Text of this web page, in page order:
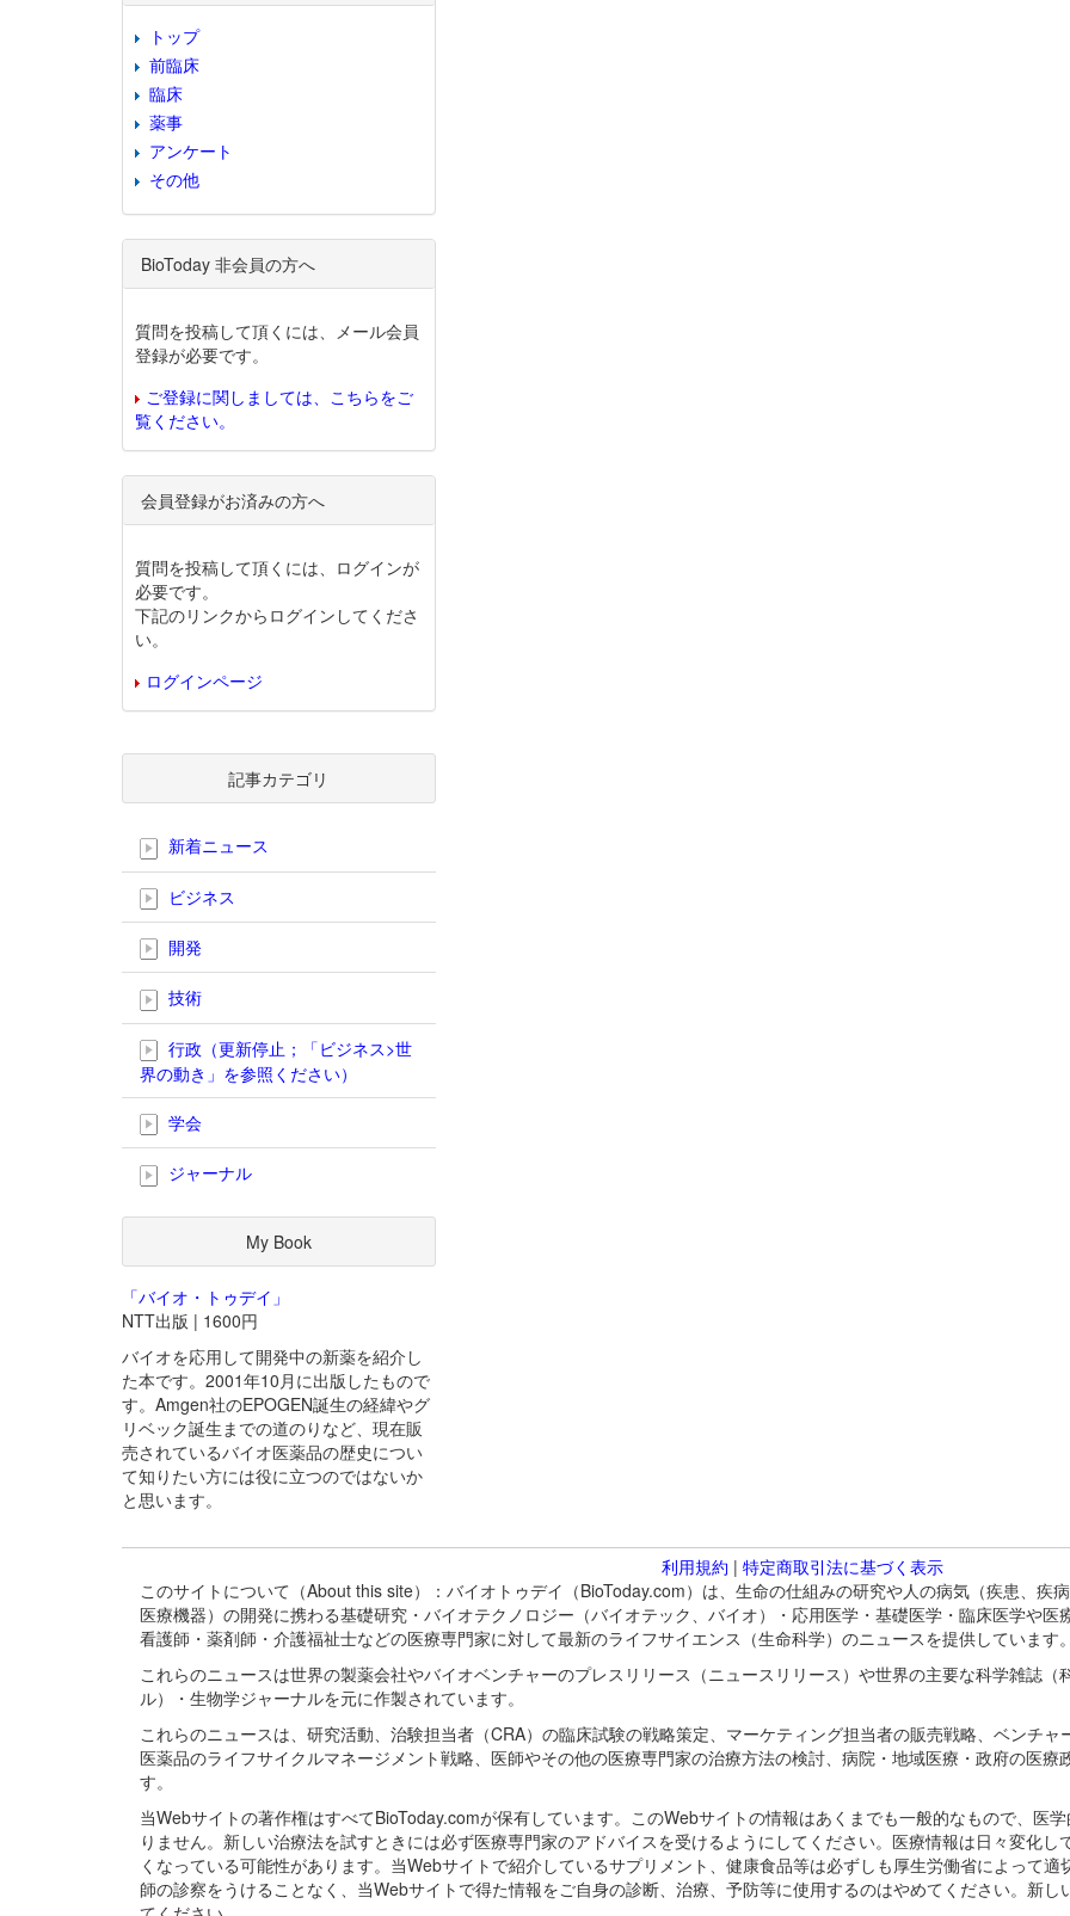
トップ
前臨床
臨床
薬事
アンケート
その他
BioToday 非会員の方へ
質問を投稿して頂くには、メール会員
登録が必要です。
ご登録に関しましては、こちらをご
覧ください。
会員登録がお済みの方へ
質問を投稿して頂くには、ログインが
必要です。
下記のリンクからログインしてくださ
い。
ログインページ
記事カテゴリ
新着ニュース
ビジネス
開発
技術
行政（更新停止；「ビジネス>世
界の動き」を参照ください）
学会
ジャーナル
My Book
「バイオ・トゥデイ」
NTT出版 | 1600円
バイオを応用して開発中の新薬を紹介し
た本です。2001年10月に出版したもので
す。Amgen社のEPOGEN誕生の経緯やグ
リベック誕生までの道のりなど、現在販
売されているバイオ医薬品の歴史につい
て知りたい方には役に立つのではないか
と思います。
利用規約 | 特定商取引法に基づく表示
このサイトについて（About this site）：バイオトゥデイ（BioToday.com）は、生命の仕組みの研究や人の病気（疾患、疾
医療機器）の開発に携わる基礎研究・バイオテクノロジー（バイオテック、バイオ）・応用医学・基礎医学・臨床医学や
看護師・薬剤師・介護福祉士などの医療専門家に対して最新のライフサイエンス（生命科学）のニュースを提供しています
これらのニュースは世界の製薬会社やバイオベンチャーのプレスリリース（ニュースリリース）や世界の主要な科学雑誌
ル）・生物学ジャーナルを元に作製されています。
これらのニュースは、研究活動、治験担当者（CRA）の臨床試験の戦略策定、マーケティング担当者の販売戦略、ベンチ
医薬品のライフサイクルマネージメント戦略、医師やその他の医療専門家の治療方法の検討、病院・地域医療・政府の医
す。
当Webサイトの著作権はすべてBioToday.comが保有しています。このWebサイトの情報はあくまでも一般的なもので、医
りません。新しい治療法を試すときには必ず医療専門家のアドバイスを受けるようにしてください。医療情報は日々変化
くなっている可能性があります。当Webサイトで紹介しているサプリメント、健康食品等は必ずしも厚生労働省によって
師の診察をうけることなく、当Webサイトで得た情報をご自身の診断、治療、予防等に使用するのはやめてください。新